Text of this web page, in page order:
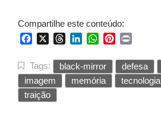
Compartilhe este conteúdo:
FacebookThreadsLinkedInWhatsApp
Pinterest
Tags: black-mirror defesa
imagem
memória tecnologia
traição